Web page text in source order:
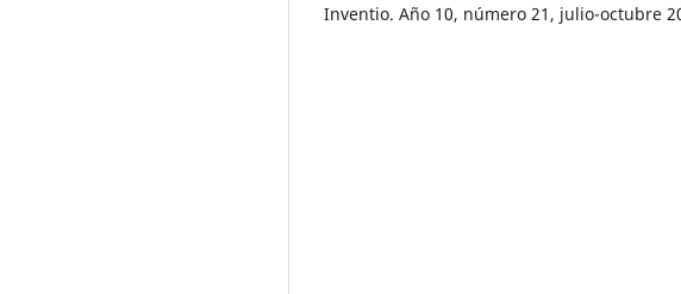
Inventio. Año 10, número 21, julio-octubre